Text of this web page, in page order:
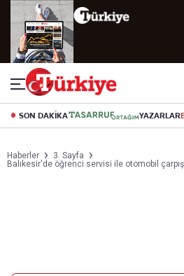
SON DAKİKA YAZARLAR
Haberler
3. Sayfa
Balıkesir'de öğrenci servisi ile otomobil